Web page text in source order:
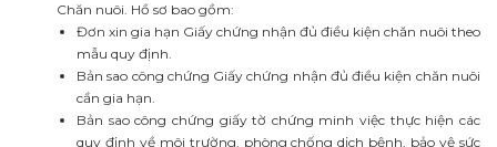
Chăn nuôi. Hồ sơ bao gồm:
Đơn xin gia hạn Giấy chứng nhận đủ điều kiện chăn nuôi theo
mẫu quy định.
Bản sao công chứng Giấy chứng nhận đủ điều kiện chăn nuôi
cần gia hạn.
Bản sao công chứng giấy tờ chứng minh việc thực hiện các
quy định về môi trường, phòng chống dịch bệnh, bảo vệ sức